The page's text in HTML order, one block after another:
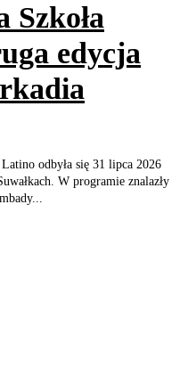
Szkoła
edycja
odbyła się 31 lipca 2026
W programie znalazły